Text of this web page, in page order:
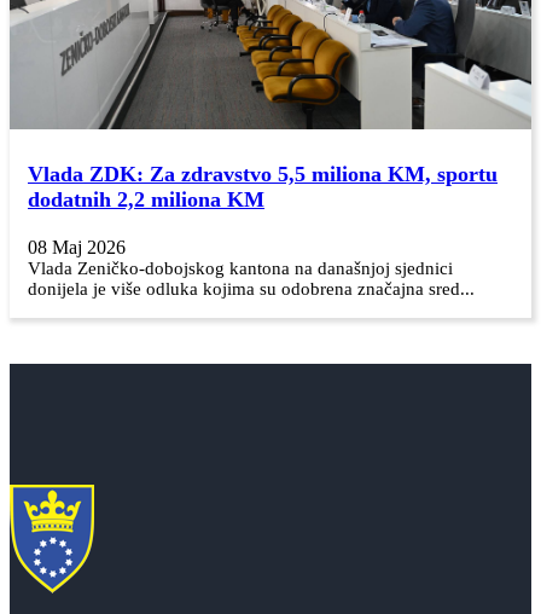
Vlada ZDK: Za zdravstvo 5,5 miliona KM, sportu
dodatnih 2,2 miliona KM
08 Maj 2026
Vlada Zeničko-dobojskog kantona na današnjoj sjednici
donijela je više odluka kojima su odobrena značajna sred...